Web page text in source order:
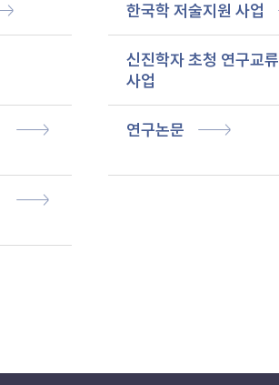
한국학 저술지원 사업
신진학자 초청 연구교류
사업
연구논문